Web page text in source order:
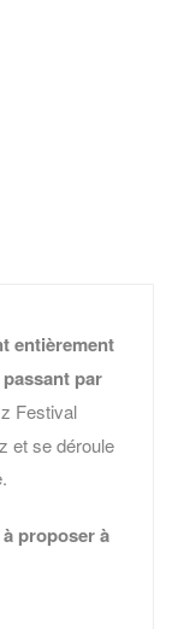
entièrement
par
Festival
et se déroule
proposer à